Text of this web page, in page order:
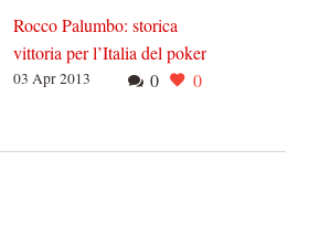
Rocco Palumbo: storica
vittoria per l’Italia del poker
Se siete appassionati0 0
03 Apr 2013